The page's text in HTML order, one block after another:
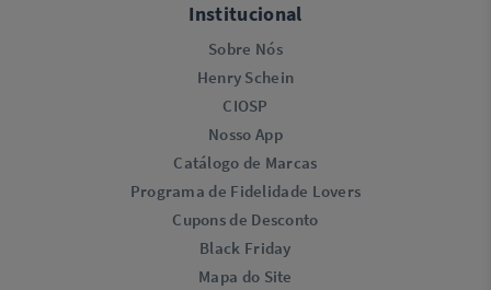
Institucional
Sobre Nós
Henry Schein
CIOSP
Nosso App
Catálogo de Marcas
Programa de Fidelidade Lovers​
Cupons de Desconto
Black Friday
Mapa do Site